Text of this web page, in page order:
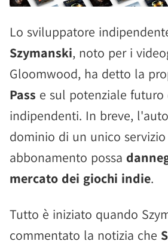
Lo sviluppatore
Szymanski, noto per i
Gloomwood, ha detto la
Pass e sul potenziale
indipendenti. In breve,
dominio di un unico
abbonamento possa
mercato dei giochi indie.
Tutto è iniziato quando
commentato la notizia che